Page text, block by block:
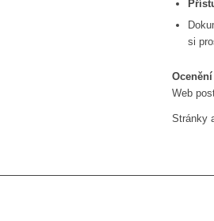
si
Ocenění
Web
Stránky